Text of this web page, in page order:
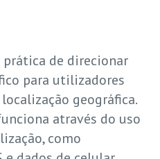
de direcionar
para utilizadores
geográfica.
através do uso
como